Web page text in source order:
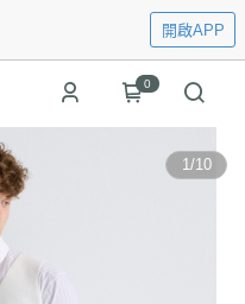
開啟APP
0
1/10